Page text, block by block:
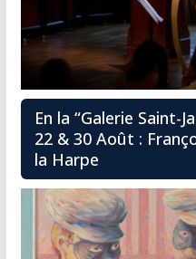
En la “Galerie Saint-
22 & 30 Août :
la Harpe